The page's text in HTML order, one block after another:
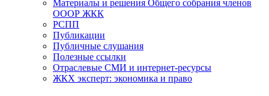
Материалы и решения Общего собрания членов
ОООР ЖКК
РСПП
Публикации
Публичные слушания
Полезные ссылки
Отраслевые СМИ и интернет-ресурсы
ЖКХ эксперт: экономика и право